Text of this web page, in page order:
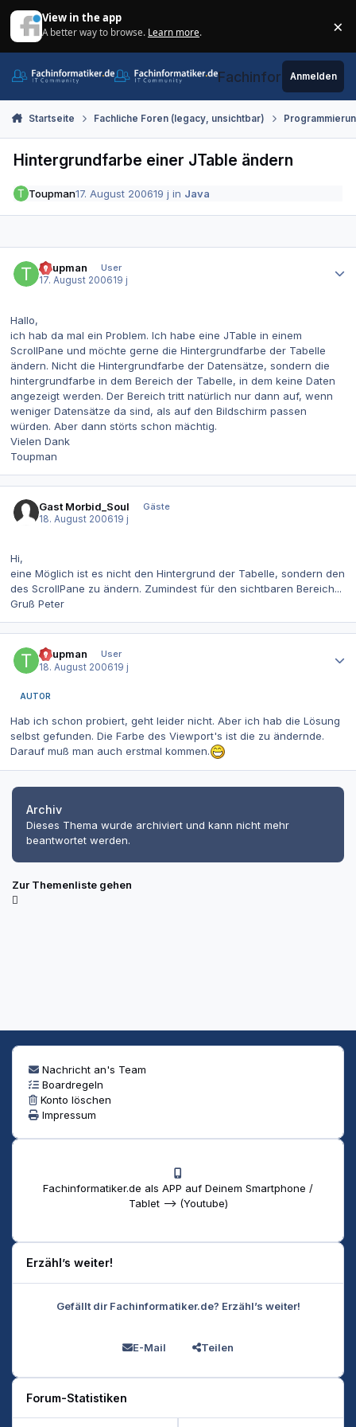
View in the app
A better way to browse. Learn more. ×
Fachinformatiker.de
Anmelden
Startseite Fachliche Foren (legacy, unsichtbar)
Hintergrundfarbe einer JTable ändern
Toupman17. August 200619 j in Java
Toupman
User
17. August 200619 j
Hallo,
ich hab da mal ein Problem. Ich habe eine JTable in einem
ScrollPane und möchte gerne die Hintergrundfarbe der Tabelle
ändern. Nicht die Hintergrundfarbe der Datensätze, sondern die
hintergrundfarbe in dem Bereich der Tabelle, in dem keine Daten
angezeigt werden. Der Bereich tritt natürlich nur dann auf, wenn
weniger Datensätze da sind, als auf den Bildschirm passen
würden. Aber dann störts schon mächtig.
Vielen Dank
Toupman
Gast Morbid_Soul
Gäste
18. August 200619 j
Hi,
eine Möglich ist es nicht den Hintergrund der Tabelle, sondern den
des ScrollPane zu ändern. Zumindest für den sichtbaren Bereich...
Gruß Peter
Toupman
User
18. August 200619 j
AUTOR
Hab ich schon probiert, geht leider nicht. Aber ich hab die Lösung
selbst gefunden. Die Farbe des Viewport's ist die zu ändernde.
Darauf muß man auch erstmal kommen.
Archiv
Dieses Thema wurde archiviert und kann nicht mehr
beantwortet werden.
Zur Themenliste gehen
Nachricht an's Team
Boardregeln
Konto löschen
Impressum
Fachinformatiker.de als APP auf Deinem Smartphone /
Tablet --> (Youtube)
Erzähl’s weiter!
Gefällt dir Fachinformatiker.de? Erzähl’s weiter!
E-Mail Teilen
Forum-Statistiken